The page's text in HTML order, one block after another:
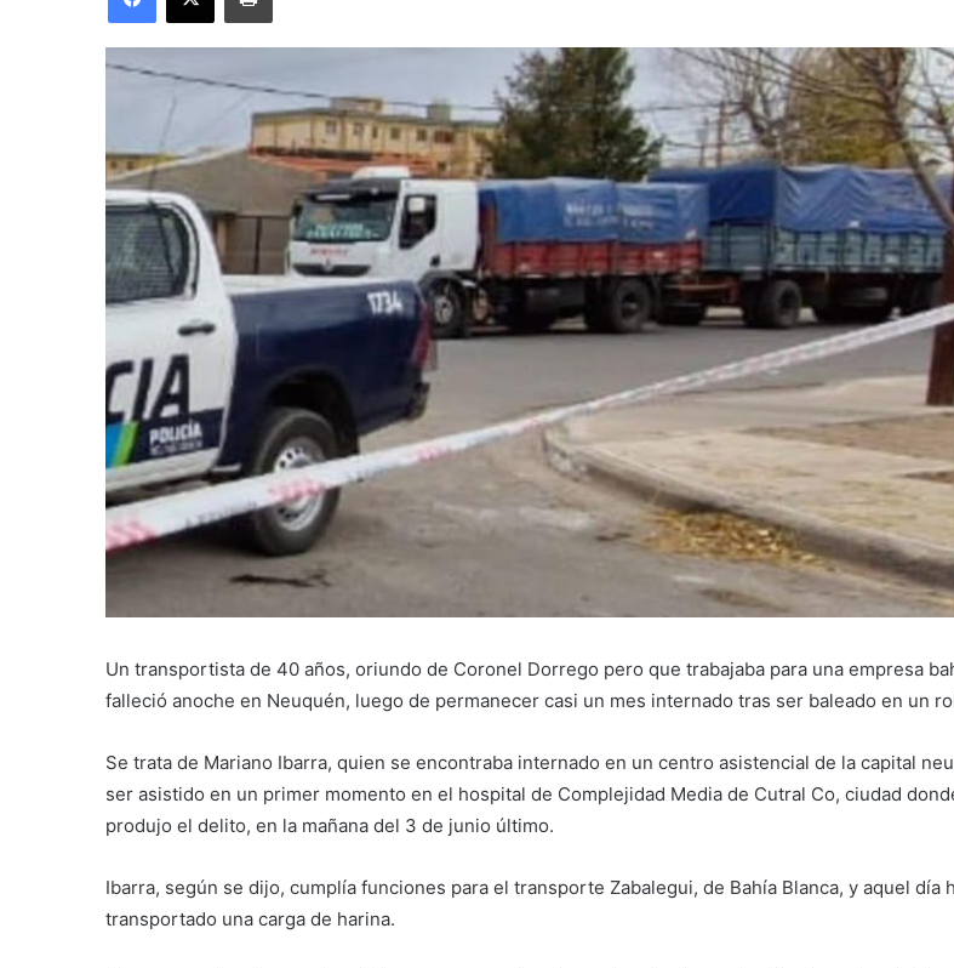
Un transportista de 40 años, oriundo de Coronel Dorrego pero que trabajaba para una empresa
falleció anoche en Neuquén, luego de permanecer casi un mes internado tras ser baleado en un
Se trata de Mariano Ibarra, quien se encontraba internado en un centro asistencial de la capital
ser asistido en un primer momento en el hospital de Complejidad Media de Cutral Co, ciudad
produjo el delito, en la mañana del 3 de junio último.
Ibarra, según se dijo, cumplía funciones para el transporte Zabalegui, de Bahía Blanca, y aquel día
transportado una carga de harina.